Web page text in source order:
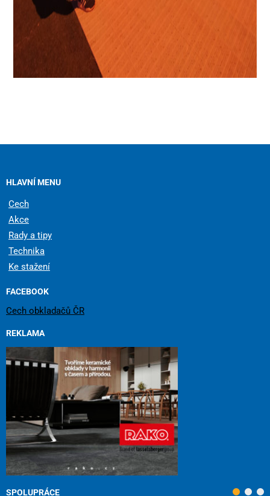
HLAVNÍ MENU
Cech
Akce
Rady a tipy
Technika
Ke stažení
FACEBOOK
Cech obkladačů ČR
REKLAMA
SPOLUPRÁCE